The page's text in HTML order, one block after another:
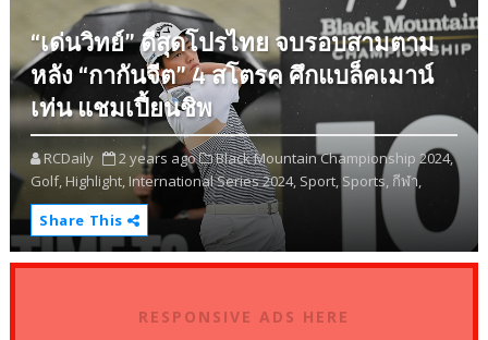
“เด่นวิทย์” ดีสุดโปรไทย จบรอบสามตาม
หลัง “กากันจีต” 4 สโตรค ศึกแบล็คเมาน์
เท่น แชมเปี้ยนชิพ
RCDaily 2 years ago
Black Mountain Championship 2024,
Golf, Highlight, International Series 2024, Sport, Sports, กีฬา,
Share This
RESPONSIVE ADS HERE